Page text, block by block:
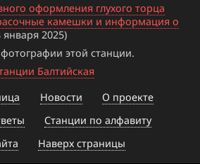
оформления глухого торца
камешки и информация о
января 2025)
этой станции.
Балтийская
Новости
О проекте
Станции по алфавиту
Наверх страницы